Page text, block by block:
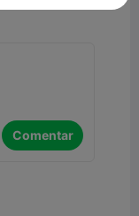
Comentar